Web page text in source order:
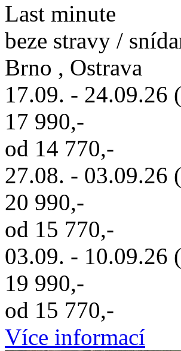
Last minute
beze stravy /
Brno , Ostrava
17.09. - 24.09.26
17 990,-
od 14 770,-
27.08. - 03.09.26
20 990,-
od 15 770,-
03.09. - 10.09.26
19 990,-
od 15 770,-
Více informací